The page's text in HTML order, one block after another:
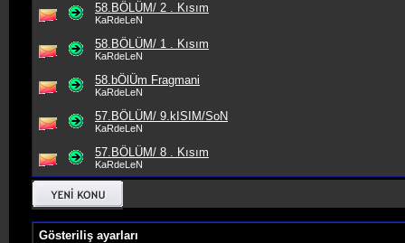
58.BÖLÜM/ 2 . Kısım
KaRdeLeN
58.BÖLÜM/ 1 . Kısım
KaRdeLeN
58.bÖlÜm Fragmani
KaRdeLeN
57.BÖLÜM/ 9.kISIM/SoN
KaRdeLeN
57.BÖLÜM/ 8 . Kısım
KaRdeLeN
Gösteriliş ayarları